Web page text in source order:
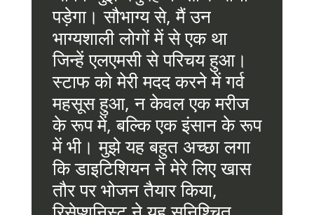
पड़ेगा। सौभाग्य से, मैं उन
भाग्यशाली लोगों में से एक था
जिन्हें एलएमसी से परिचय हुआ।
स्टाफ को मेरी मदद करने में गर्व
महसूस हुआ, न केवल एक मरीज
के रूप में, बल्कि एक इंसान के रूप
में भी। मुझे यह बहुत अच्छा लगा
कि डाइटिशियन ने मेरे लिए खास
तौर पर भोजन तैयार किया,